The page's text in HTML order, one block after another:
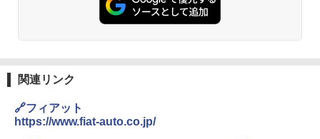
関連リンク
🔗フィアット
https://www.fiat-auto.co.jp/